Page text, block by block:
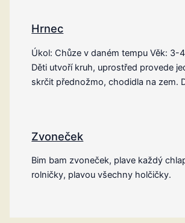
Hrnec
Úkol: Chůze v daném tempu Věk: 3-
Děti utvoří kruh, uprostřed provede
skrčit přednožmo, chodidla na zem.
Zvoneček
Bim bam zvoneček, plave každý
rolničky, plavou všechny holčičky.